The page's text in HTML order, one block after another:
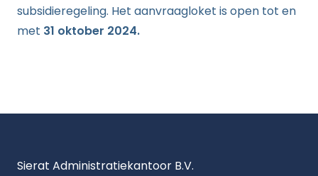
subsidieregeling. Het aanvraagloket is open tot en
met 31 oktober 2024.
Sierat Administratiekantoor B.V.